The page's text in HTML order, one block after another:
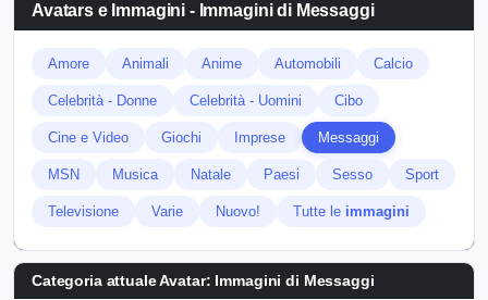
Avatars e Immagini - Immagini di Messaggi
Amore Animali Anime Automobili Calcio
Celebrità - Donne Celebrità - Uomini Cibo
Cine e Video Giochi Imprese Messaggi
MSN Musica Natale Paesi Sesso Sport
Televisione Varie Nuovo! Tutte le immagini
Categoria attuale Avatar: Immagini di Messaggi